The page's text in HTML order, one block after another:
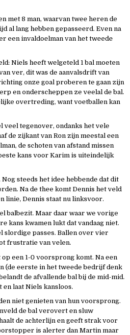
met 8 man, waarvan twee heren de
al lang hebben gepasseerd. Even na
een invaldoelman van het tweede
Niels heeft welgeteld 1 bal moeten
ver, dit was de aanvalsdrift van
onze goal proberen te gaan zijn
en onderscheppen ze veelal de bal.
overtreding, want voetballen kan
veel tegenover, ondanks het vele
de zijkant van Ron zijn meestal een
de schoten van afstand missen
kans voor Karim is uiteindelijk
steeds het idee hebbende dat dit
Na de thee komt Dennis het veld
linie, Dennis staat nu linksvoor.
balbezit. Maar daar waar we vorige
kans kwamen lukt dat vandaag niet.
slordige passes. Ballen over vier
frustratie van velen.
een 1-0 voorsprong komt. Na een
(de eerste in het tweede bedrijf denk
de afvallende bal bij de mid-mid.
laat Niels kansloos.
niet genieten van hun voorsprong.
de bal verovert en sluw
de achterlijn en geeft strak voor
is alerter dan Martin maar